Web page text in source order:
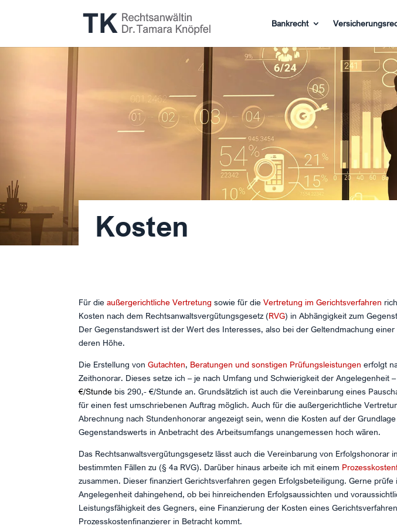
Bankrecht
Kosten
Für dieaußergerichtliche Vertretung sowie für dieVertretung im Gerichtsverfahren
Kosten nach dem Rechtsanwaltsvergütungsgesetz (RVG) in Abhängigkeit zum
Der Gegenstandswert ist der Wert des Interesses, also bei der Geltendmachung
deren Höhe.
Die Erstellung vonGutachten, Beratungen und sonstigen Prüfungsleistungen erfolgt
Zeithonorar. Dieses setze ich – je nach Umfang und Schwierigkeit der Angelegenheit
€/Stunde bis 290,- €/Stunde an. Grundsätzlich ist auch die Vereinbarung eines
für einen fest umschriebenen Auftrag möglich. Auch für die außergerichtliche
Abrechnung nach Stundenhonorar angezeigt sein, wenn die Kosten auf der
Gegenstandswerts in Anbetracht des Arbeitsumfangs unangemessen hoch wären.
Das Rechtsanwaltsvergütungsgesetz lässt auch die Vereinbarung von Erfolgshonorar in
bestimmten Fällen zu (§ 4a RVG). Darüber hinaus arbeite ich mit einem
zusammen. Dieser finanziert Gerichtsverfahren gegen Erfolgsbeteiligung. Gerne prüfe
Angelegenheit dahingehend, ob bei hinreichenden Erfolgsaussichten und
Leistungsfähigkeit des Gegners, eine Finanzierung der Kosten eines
Prozesskostenfinanzierer in Betracht kommt.